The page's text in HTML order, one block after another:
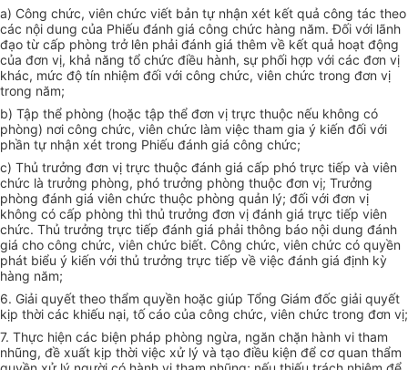
a) Công chức, viên chức viết bản tự nhận xét kết quả công tác theo
các nội dung của Phiếu đánh giá công chức hàng năm. Đối với lãnh
đạo từ cấp phòng trở lên phải đánh giá thêm về kết quả hoạt động
của đơn vị, khả năng tổ chức điều hành, sự phối hợp với các đơn vị
khác, mức độ tín nhiệm đối với công chức, viên chức trong đơn vị
trong năm;
b) Tập thể phòng (hoặc tập thể đơn vị trực thuộc nếu không có
phòng) nơi công chức, viên chức làm việc tham gia ý kiến đối với
phần tự nhận xét trong Phiếu đánh giá công chức;
c) Thủ trưởng đơn vị trực thuộc đánh giá cấp phó trực tiếp và viên
chức là trưởng phòng, phó trưởng phòng thuộc đơn vị; Trưởng
phòng đánh giá viên chức thuộc phòng quản lý; đối với đơn vị
không có cấp phòng thì thủ trưởng đơn vị đánh giá trực tiếp viên
chức. Thủ trưởng trực tiếp đánh giá phải thông báo nội dung đánh
giá cho công chức, viên chức biết. Công chức, viên chức có quyền
phát biểu ý kiến với thủ trưởng trực tiếp về việc đánh giá định kỳ
hàng năm;
6. Giải quyết theo thẩm quyền hoặc giúp Tổng Giám đốc giải quyết
kịp thời các khiếu nại, tố cáo của công chức, viên chức trong đơn vị;
7. Thực hiện các biện pháp phòng ngừa, ngăn chặn hành vi tham
nhũng, đề xuất kịp thời việc xử lý và tạo điều kiện để cơ quan thẩm